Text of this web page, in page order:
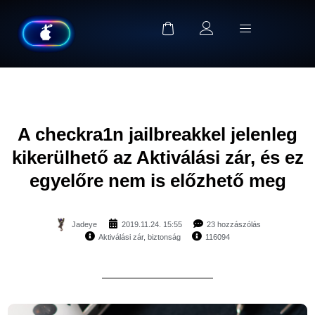
A checkra1n jailbreakkel jelenleg
kikerülhető az Aktiválási zár, és ez
egyelőre nem is előzhető meg
Jadeye 2019.11.24. 15:55
23 hozzászólás
Aktiválási zár, biztonság 116094